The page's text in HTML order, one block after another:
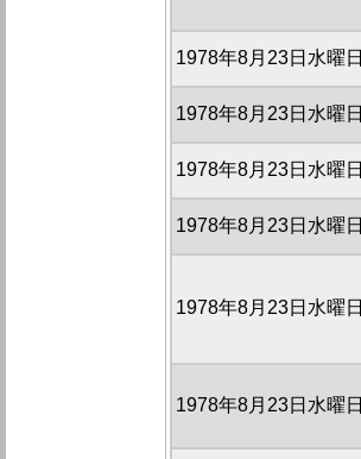
1978年8月23日水曜日
1978年8月23日水曜日
1978年8月23日水曜日
1978年8月23日水曜日
1978年8月23日水曜日
1978年8月23日水曜日